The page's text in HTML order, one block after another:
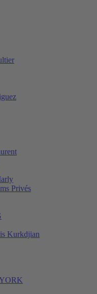
Privés
Kurkdjian